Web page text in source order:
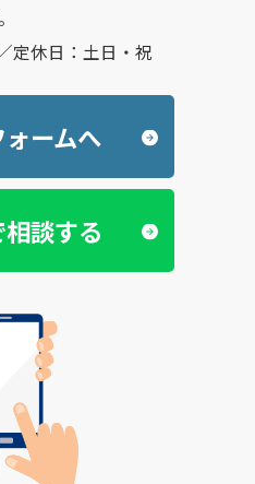
定休日：土日・祝
ームへ
談する